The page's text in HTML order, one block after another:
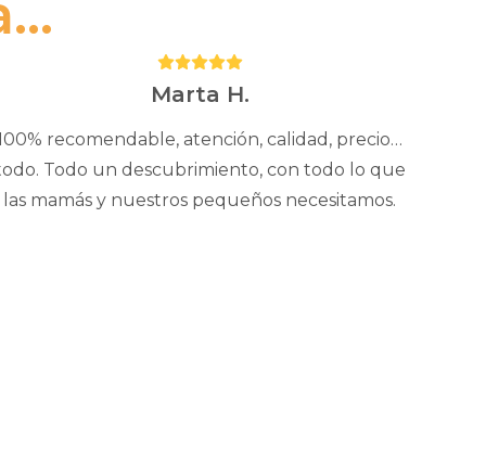
Puntuación:
5
Marta H.
recomendable, atención, calidad, precio…
Todo un descubrimiento, con todo lo que
las mamás y nuestros pequeños necesitamos.